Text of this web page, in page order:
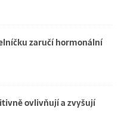
zaručí hormonální
ovlivňují a zvyšují